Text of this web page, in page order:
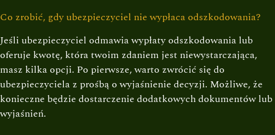
Co zrobić, gdy ubezpieczyciel nie wypłaca odszkodowania?
Jeśli ubezpieczyciel odmawia wypłaty odszkodowania lub
oferuje kwotę, która twoim zdaniem jest niewystarczająca,
masz kilka opcji. Po pierwsze, warto zwrócić się do
ubezpieczyciela z prośbą o wyjaśnienie decyzji. Możliwe, że
konieczne będzie dostarczenie dodatkowych dokumentów lub
wyjaśnień.